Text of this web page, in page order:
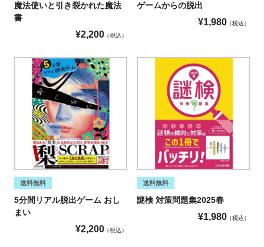
魔法使いと引き裂かれた魔法
書
¥2,200 税込
ゲームからの脱出
¥1,980 税込
送料無料
5分間リアル脱出ゲーム おし
まい
¥2,200 税込
送料無料
謎検 対策問題集2025春
¥1,980 税込